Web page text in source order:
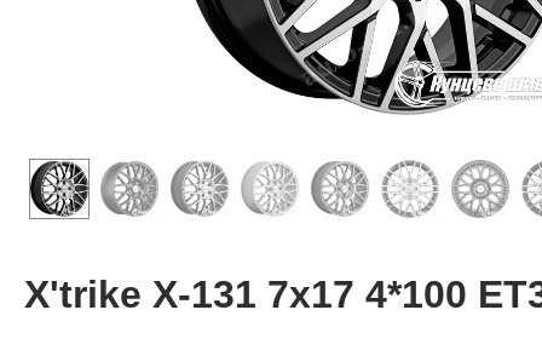
X'trike X-131 7x17 4*100